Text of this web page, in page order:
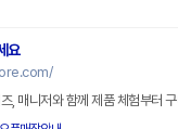
요
, 매니저와 함께 제품 체험부터